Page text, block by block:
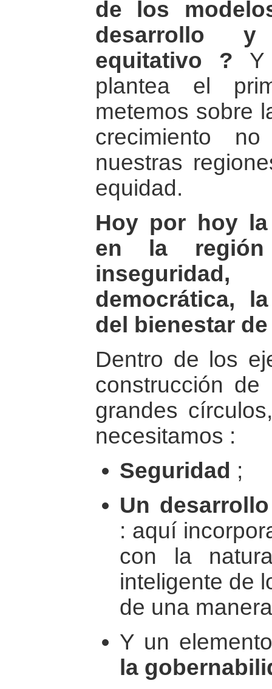
de los
desarrollo
equitativo ? Y
plantea el
metemos sobre
crecimiento
nuestras
equidad.
Hoy por hoy
en la
democrática,
del bienestar
Dentro de los
construcción
grandes
necesitamos :
Seguridad ;
Un
: aquí
con la
inteligente de
de una
Y un
la